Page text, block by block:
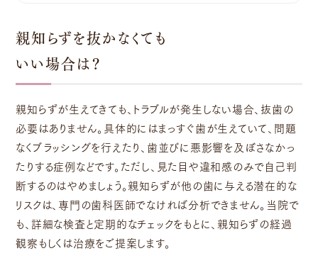
親知らずを抜かなくても
いい場合は？
親知らずが生えてきても、トラブルが発生しない場合、抜歯の
必要はありません。具体的にはまっすぐ歯が生えていて、問題
なくブラッシングを行えたり、歯並びに悪影響を及ぼさなかっ
たりする症例などです。ただし、見た目や違和感のみで自己判
断するのはやめましょう。親知らずが他の歯に与える潜在的な
リスクは、専門の歯科医師でなければ分析できません。当院で
も、詳細な検査と定期的なチェックをもとに、親知らずの経過
観察もしくは治療をご提案します。